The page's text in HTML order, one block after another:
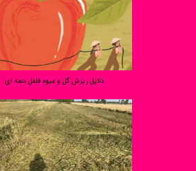
دلایل ریزش گل و میوه فلفل دلمه ای